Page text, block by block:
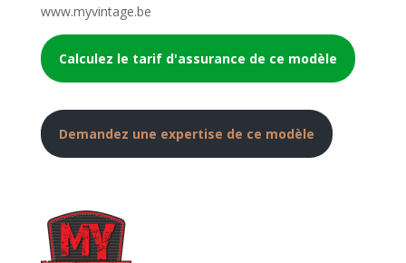
www.myvintage.be
Calculez le tarif d'assurance de ce modèle
Demandez une expertise de ce modèle